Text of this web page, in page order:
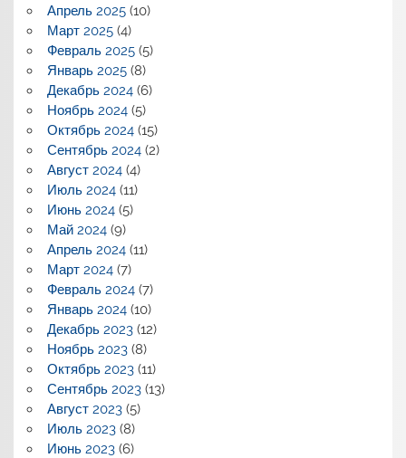
Апрель 2025(10)
Март 2025(4)
Февраль 2025(5)
Январь 2025(8)
Декабрь 2024(6)
Ноябрь 2024(5)
Октябрь 2024(15)
Сентябрь 2024(2)
Август 2024(4)
Июль 2024(11)
Июнь 2024(5)
Май 2024(9)
Апрель 2024(11)
Март 2024(7)
Февраль 2024(7)
Январь 2024(10)
Декабрь 2023(12)
Ноябрь 2023(8)
Октябрь 2023(11)
Сентябрь 2023(13)
Август 2023(5)
Июль 2023(8)
Июнь 2023(6)